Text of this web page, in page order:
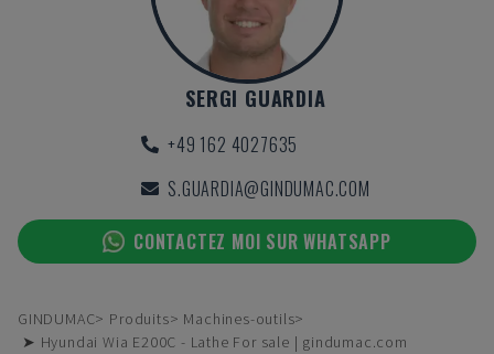
SERGI GUARDIA
+49 162 4027635
S.GUARDIA@GINDUMAC.COM
CONTACTEZ MOI SUR WHATSAPP
GINDUMAC Produits
Machines-outils
➤ Hyundai Wia E200C - Lathe For sale | gindumac.com